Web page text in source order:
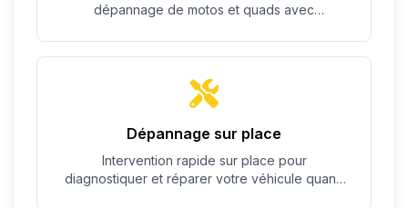
dépannage de motos et quads avec
Dépannage sur place
Intervention rapide sur place pour
diagnostiquer et réparer votre véhicule quand